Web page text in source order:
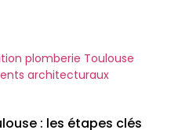
: les étapes clés